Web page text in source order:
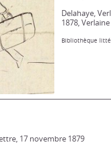
Delahaye,
1878,
Bibliothèque
17 novembre 1879